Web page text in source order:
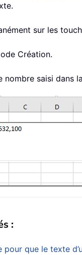
sur les
Création.
nombre saisi dans
:
pour que le texte